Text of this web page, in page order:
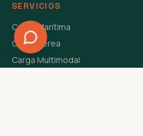
SERVICIOS
Carga Marítima
Carga Aérea
Carga Multimodal